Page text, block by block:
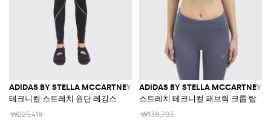
ADIDAS BY STELLA MCCARTNEY
테크니컬 스트레치 원단 레깅스
₩225,418
ADIDAS BY STELLA MCCARTNEY
스트레치 테크니컬 패브릭 크롭 탑
₩138,703